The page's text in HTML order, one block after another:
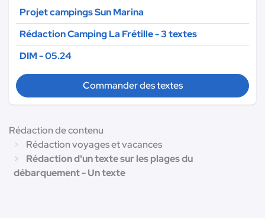
Projet campings Sun Marina
Rédaction Camping La Frétille - 3 textes
DIM - 05.24
Commander des textes
Rédaction de contenu
Rédaction voyages et vacances
Rédaction d'un texte sur les plages du
débarquement - Un texte